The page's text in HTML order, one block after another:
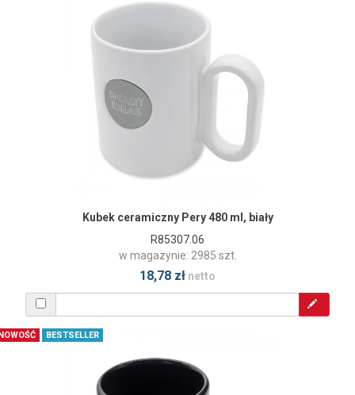
Kubek ceramiczny Pery 480 ml, biały
R85307.06
w magazynie: 2985 szt.
18,78 zł netto
BESTSELLER